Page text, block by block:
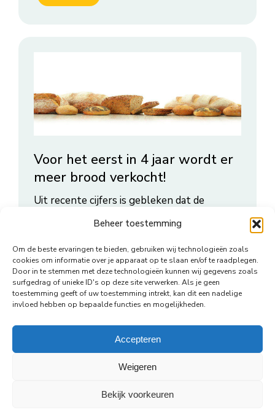
Beheer toestemming
Om de beste ervaringen te bieden, gebruiken wij technologieën zoals
cookies om informatie over je apparaat op te slaan en/of te raadplegen.
Door in te stemmen met deze technologieën kunnen wij gegevens zoals
surfgedrag of unieke ID's op deze site verwerken. Als je geen
toestemming geeft of uw toestemming intrekt, kan dit een nadelige
invloed hebben op bepaalde functies en mogelijkheden.
Accepteren
Weigeren
Bekijk voorkeuren
Voor het eerst in 4 jaar wordt er
meer brood verkocht!
Uit recente cijfers is gebleken dat de
jaar weer is gestegen.